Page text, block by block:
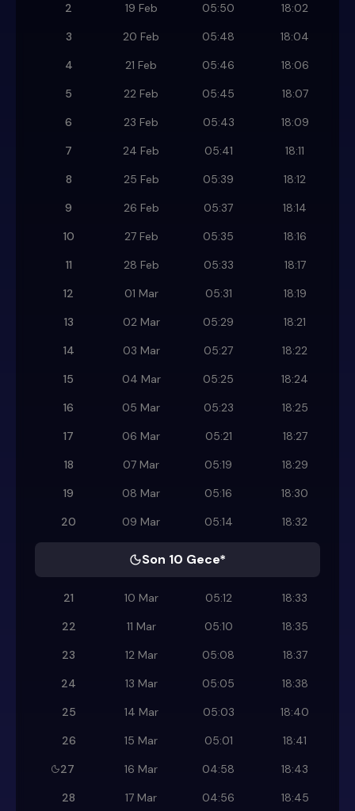
2
19 Feb 05:50
18:02
3
20 Feb 05:48
18:04
4
21 Feb 05:46
18:06
5
22 Feb 05:45
18:07
6
23 Feb 05:43
18:09
7
24 Feb 05:41
18:11
8
25 Feb 05:39
18:12
9
26 Feb 05:37
18:14
10
27 Feb 05:35
18:16
11
28 Feb 05:33
18:17
12
01 Mar 05:31
18:19
13
02 Mar 05:29
18:21
14
03 Mar 05:27
18:22
15
04 Mar 05:25
18:24
16
05 Mar 05:23
18:25
17
06 Mar 05:21
18:27
18
07 Mar 05:19
18:29
19
08 Mar 05:16
18:30
20
09 Mar 05:14 18:32
Son 10 Gece*
21 10 Mar 05:12
18:33
22
11 Mar 05:10
18:35
23
12 Mar 05:08
18:37
24
13 Mar 05:05
18:38
25
14 Mar 05:03
18:40
26
15 Mar 05:01
18:41
27
16 Mar 04:58
18:43
28
17 Mar 04:56
18:45